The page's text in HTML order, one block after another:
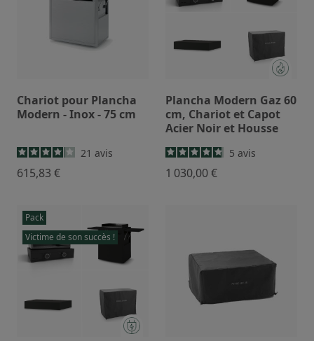
Chariot pour Plancha
Modern - Inox - 75 cm
21 avis
615,83 €
Plancha Modern Gaz 60
cm, Chariot et Capot
Acier Noir et Housse
5 avis
1 030,00 €
Pack
Victime de son succès !